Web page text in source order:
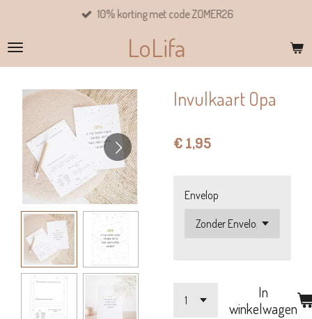
naar
de
LoLifa
10% korting met code ZOMER26
Invulkaart Opa
€ 1,95
Envelop
In
winkelwagen